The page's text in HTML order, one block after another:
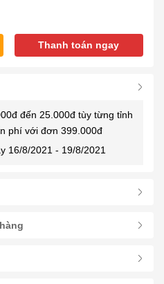
Thanh toán ngay
đến 25.000đ tùy từng tỉnh
phí với đơn 399.000đ
16/8/2021 - 19/8/2021